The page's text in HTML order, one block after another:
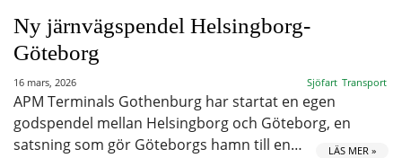
Ny järnvägspendel Helsingborg-
Göteborg
16 mars, 2026 Sjöfart Transport
APM Terminals Gothenburg har startat en egen
godspendel mellan Helsingborg och Göteborg, en
satsning som gör Göteborgs hamn till en…
LÄS MER »